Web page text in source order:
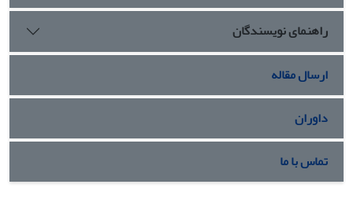
راهنمای نویسندگان
ارسال مقاله
داوران
تماس با ما